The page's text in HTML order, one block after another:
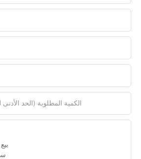
الكمية المطلوبة (الحد الأدنى للطلب: 1